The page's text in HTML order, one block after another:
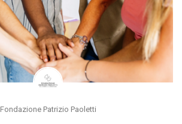
Fondazione Patrizio Paoletti